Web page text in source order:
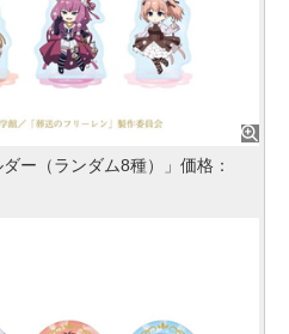
ー（ランダム8種）」価格：